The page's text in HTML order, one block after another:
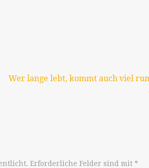
Wer lange lebt, kommt auch viel
Erforderliche Felder sind mit *